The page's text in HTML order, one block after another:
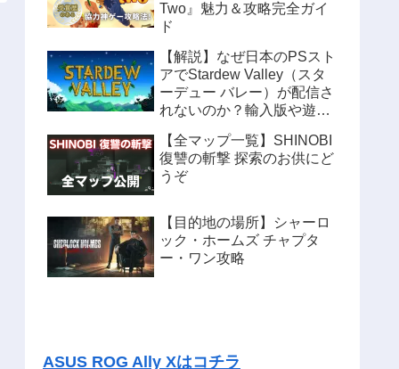
Two』魅力＆攻略完全ガイ
ド
【解説】なぜ日本のPSスト
アでStardew Valley（スタ
ーデュー バレー）が配信さ
れないのか？輸入版や遊ぶ
【全マップ一覧】SHINOBI
復讐の斬撃 探索のお供にど
うぞ
【目的地の場所】シャーロ
ック・ホームズ チャプタ
ー・ワン攻略
ASUS ROG Ally Xはコチラ